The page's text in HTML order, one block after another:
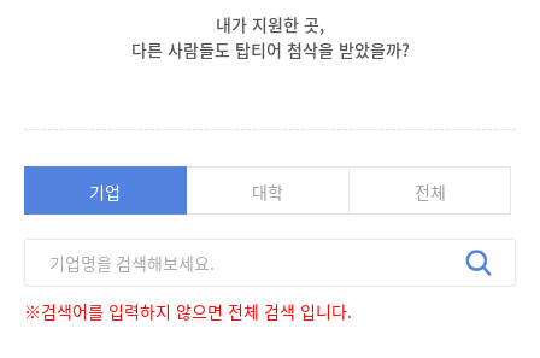
내가 지원한 곳,
다른 사람들도 탑티어 첨삭을 받았을까?
기업 대학 전체
※검색어를 입력하지 않으면 전체 검색 입니다.